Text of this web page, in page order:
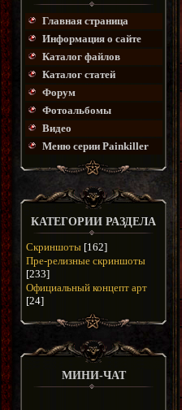
Главная страница
Информация о сайте
Каталог файлов
Каталог статей
Форум
Фотоальбомы
Видео
Меню серии Painkiller
КАТЕГОРИИ РАЗДЕЛА
Скриншоты [162]
Пре-релизные скриншоты
[233]
Официальный концепт арт
[24]
МИНИ-ЧАТ